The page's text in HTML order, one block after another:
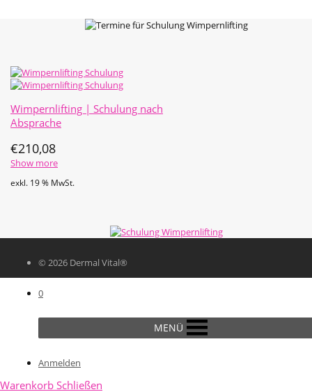
Wimpernlifting | Schulung nach
Absprache
€210,08
Show more
exkl. 19 % MwSt.
© 2026 Dermal Vital®
0
MENÜ
Anmelden
Warenkorb Schließen